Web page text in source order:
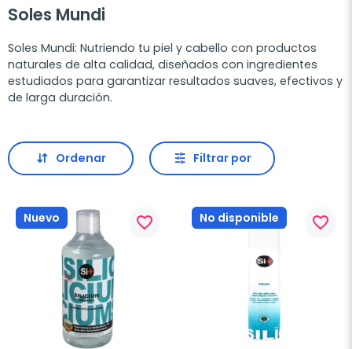
Soles Mundi
Soles Mundi: Nutriendo tu piel y cabello con productos
naturales de alta calidad, diseñados con ingredientes
estudiados para garantizar resultados suaves, efectivos y
de larga duración.
Ordenar Filtrar por
Nuevo favorite_border No disponible favorite_border